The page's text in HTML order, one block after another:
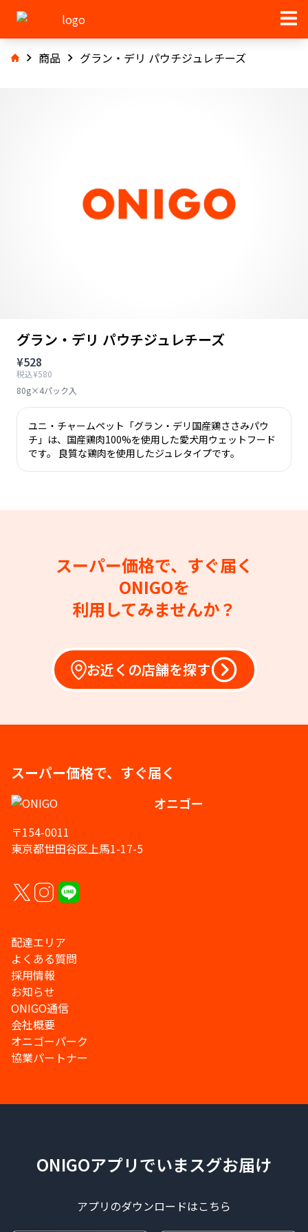
商品 グラン・デリ パウチジュレチーズ
グラン・デリ パウチジュレチーズ
¥528
税込¥580
80g×4パック入
ユニ・チャームペット「グラン・デリ国産鶏ささみパウ
チ」は、国産鶏肉100%を使用した愛犬用ウェットフード
です。 良質な鶏肉を使用したジュレタイプです。
スーパー価格で、すぐ届く
ONIGOを
利用してみませんか？
お近くの店舗を探す
スーパー価格で、すぐ届く
オニゴー
〒154-0011
東京都世田谷区上馬1-17-5
配達エリア
よくある質問
採用情報
お知らせ
ONIGO通信
会社概要
オニゴーパーク
協業パートナー
ONIGOアプリでいまスグお届け
アプリのダウンロードはこちら